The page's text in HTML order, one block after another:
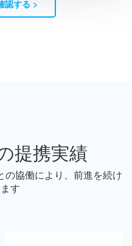
認する >
提携実績
の協働により、前進を続け
す